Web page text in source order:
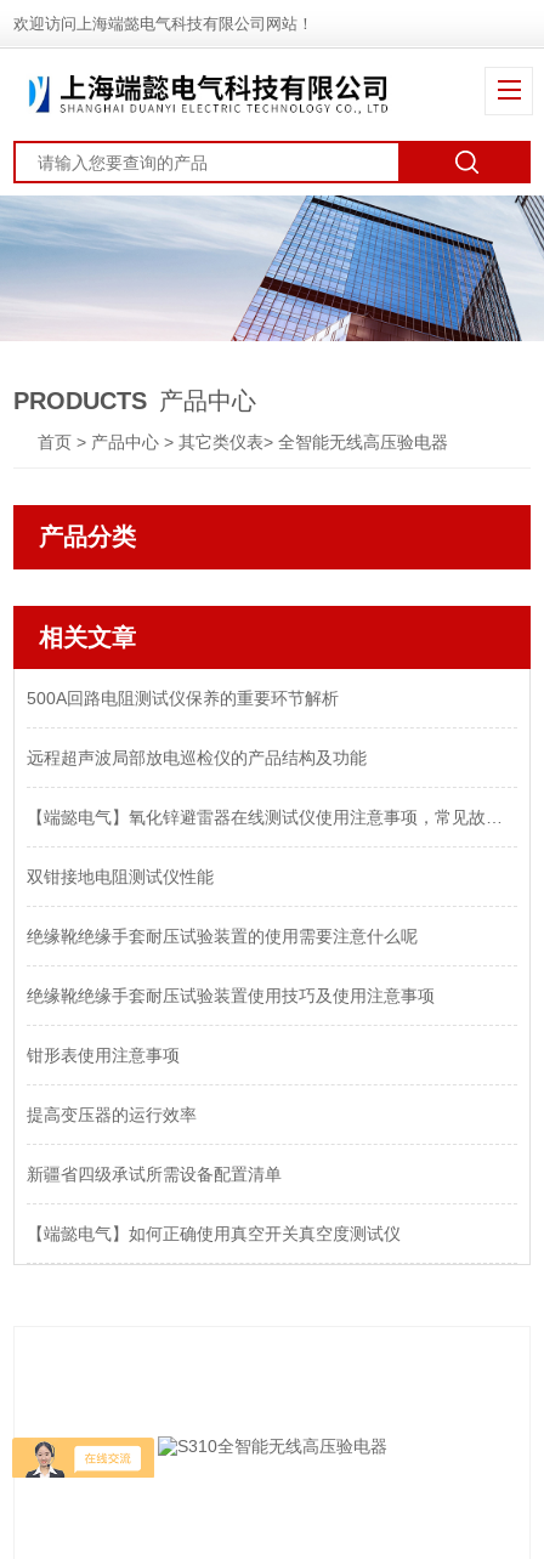
欢迎访问上海端懿电气科技有限公司网站！
PRODUCTS 产品中心
首页> 产品中心>其它类仪表>全智能无线高压验电器
产品分类
相关文章
500A回路电阻测试仪保养的重要环节解析
远程超声波局部放电巡检仪的产品结构及功能
【端懿电气】氧化锌避雷器在线测试仪使用注意事项，常见故障分析
双钳接地电阻测试仪性能
绝缘靴绝缘手套耐压试验装置的使用需要注意什么呢
绝缘靴绝缘手套耐压试验装置使用技巧及使用注意事项
钳形表使用注意事项
提高变压器的运行效率
新疆省四级承试所需设备配置清单
【端懿电气】如何正确使用真空开关真空度测试仪